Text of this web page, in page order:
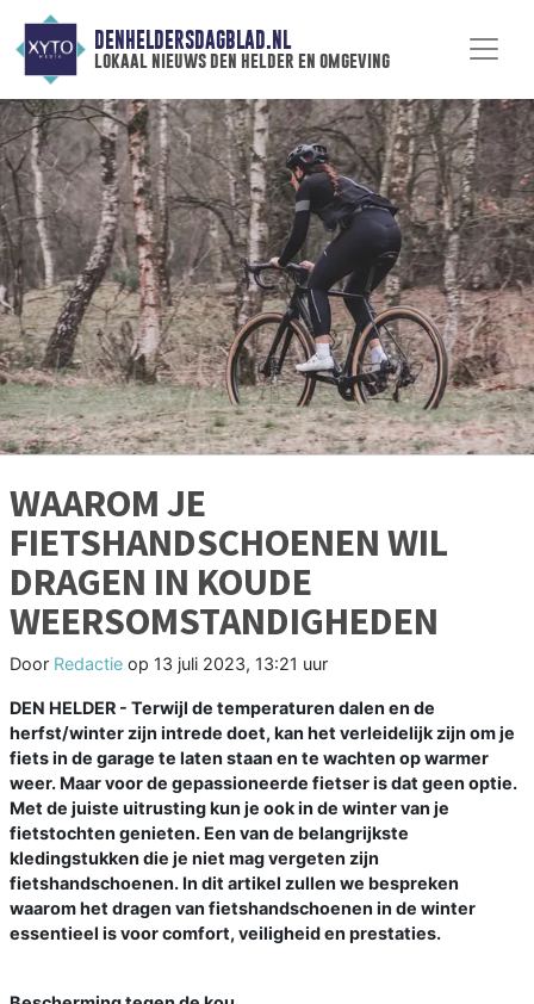
DENHELDERSDAGBLAD.NL
lokaal nieuws den helder en omgeving
WAAROM JE
FIETSHANDSCHOENEN WIL
DRAGEN IN KOUDE
WEERSOMSTANDIGHEDEN
Door Redactie op 13 juli 2023, 13:21 uur
DEN HELDER - Terwijl de temperaturen dalen en de
herfst/winter zijn intrede doet, kan het verleidelijk zijn om je
fiets in de garage te laten staan en te wachten op warmer
weer. Maar voor de gepassioneerde fietser is dat geen optie.
Met de juiste uitrusting kun je ook in de winter van je
fietstochten genieten. Een van de belangrijkste
kledingstukken die je niet mag vergeten zijn
fietshandschoenen. In dit artikel zullen we bespreken
waarom het dragen van fietshandschoenen in de winter
essentieel is voor comfort, veiligheid en prestaties.